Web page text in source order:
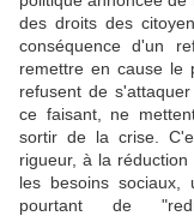
des droits des
conséquence d'un
remettre en cause le
refusent de
ce faisant, ne
sortir de la crise.
rigueur, à la
les besoins sociaux,
pourtant de